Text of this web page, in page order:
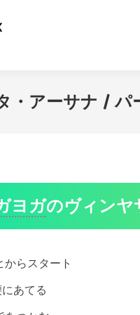
・アーサナ /
ヨガのヴィンヤ
からスタート
あてる